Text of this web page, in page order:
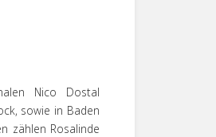
Nico Dostal
sowie in Baden
zählen Rosalinde